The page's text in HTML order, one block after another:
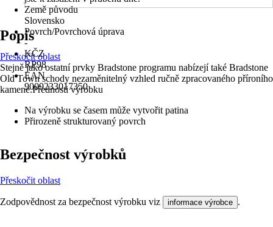
Země původu
Slovensko
Povrch/Povrchová úprava
-
KČZ
RP98
EAN
9009233017350
Popis
Přeskočit oblast
Stejně jako ostatní prvky Bradstone programu nabízejí také Bradstone
Old Town schody nezaměnitelný vzhled ručně zpracovaného příroního
kamene.Přednosti výrobku
Na výrobku se časem může vytvořit patina
Přirozeně strukturovaný povrch
Bezpečnost výrobků
Přeskočit oblast
Zodpovědnost za bezpečnost výrobku viz informace výrobce .